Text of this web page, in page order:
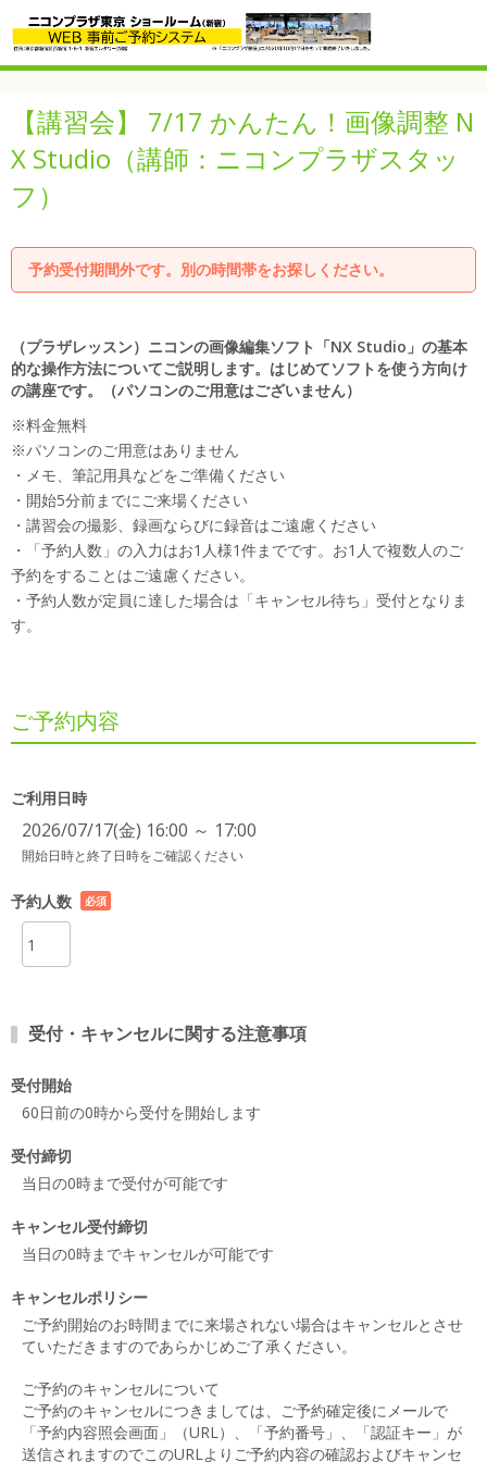
【講習会】 7/17 かんたん！画像調整 N
X Studio（講師：ニコンプラザスタッ
フ）
予約受付期間外です。別の時間帯をお探しください。
（プラザレッスン）ニコンの画像編集ソフト「NX Studio」の基本
的な操作方法についてご説明します。はじめてソフトを使う方向け
の講座です。（パソコンのご用意はございません）
※料金無料
※パソコンのご用意はありません
・メモ、筆記用具などをご準備ください
・開始5分前までにご来場ください
・講習会の撮影、録画ならびに録音はご遠慮ください
・「予約人数」の入力はお1人様1件までです。お1人で複数人のご
予約をすることはご遠慮ください。
・予約人数が定員に達した場合は「キャンセル待ち」受付となりま
す。
ご予約内容
ご利用日時
2026/07/17(金) 16:00 ～ 17:00
開始日時と終了日時をご確認ください
予約人数
必須
受付・キャンセルに関する注意事項
受付開始
60日前の0時から受付を開始します
受付締切
当日の0時まで受付が可能です
キャンセル受付締切
当日の0時までキャンセルが可能です
キャンセルポリシー
ご予約開始のお時間までに来場されない場合はキャンセルとさせ
ていただきますのであらかじめご了承ください。
ご予約のキャンセルについて
ご予約のキャンセルにつきましては、ご予約確定後にメールで
「予約内容照会画面」（URL）、「予約番号」、「認証キー」が
送信されますのでこのURLよりご予約内容の確認およびキャンセ